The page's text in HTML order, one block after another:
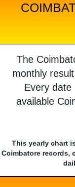
The
monthly
Every date
available
This yearly chart
Coimbatore records,